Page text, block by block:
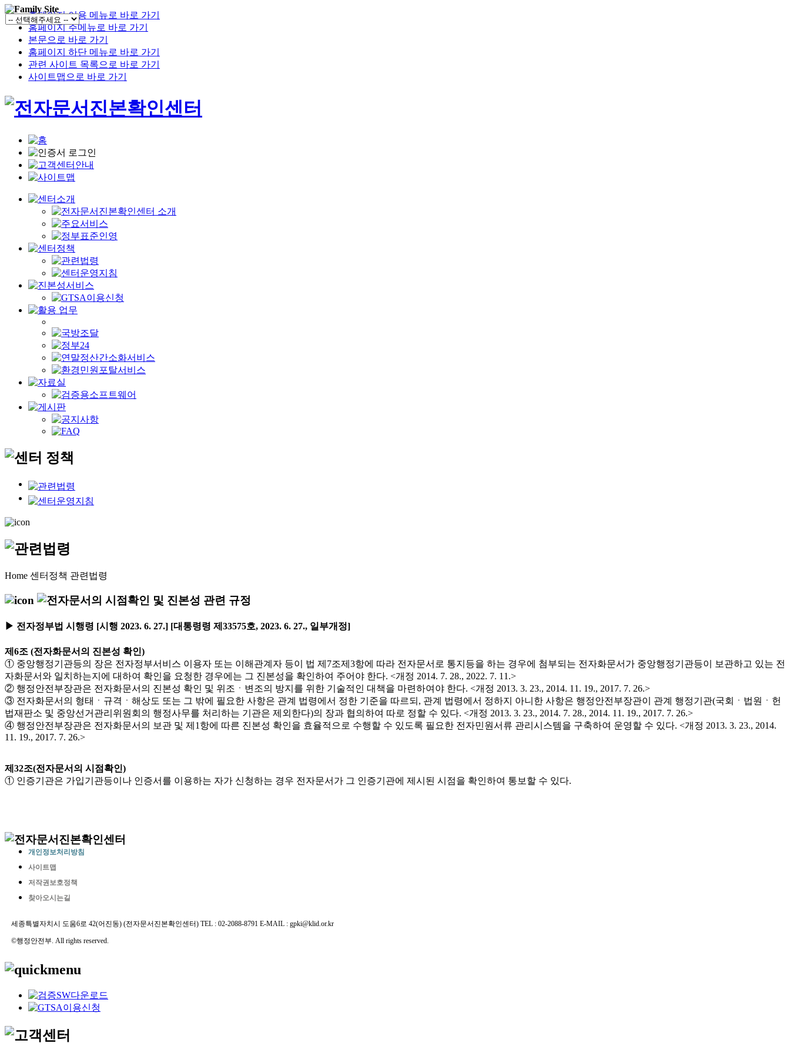
홈페이지 이용 메뉴로 바로 가기
홈페이지 주메뉴로 바로 가기
본문으로 바로 가기
홈페이지 하단 메뉴로 바로 가기
관련 사이트 목록으로 바로 가기
사이트맵으로 바로 가기
Home 센터정책 관련법령
▶ 전자정부법 시행령 [시행 2023. 6. 27.] [대통령령 제33575호, 2023. 6. 27., 일부개정]
제6조 (전자화문서의 진본성 확인)
① 중앙행정기관등의 장은 전자정부서비스 이용자 또는 이해관계자 등이 법 제7조제3항에 따라 전자문서로 통지등을 하는 경우에 첨부되는 전자화문서가 중앙행정기관등이 보관하고 있는 전
자화문서와 일치하는지에 대하여 확인을 요청한 경우에는 그 진본성을 확인하여 주어야 한다. <개정 2014. 7. 28., 2022. 7. 11.>
② 행정안전부장관은 전자화문서의 진본성 확인 및 위조ㆍ변조의 방지를 위한 기술적인 대책을 마련하여야 한다. <개정 2013. 3. 23., 2014. 11. 19., 2017. 7. 26.>
③ 전자화문서의 형태ㆍ규격ㆍ해상도 또는 그 밖에 필요한 사항은 관계 법령에서 정한 기준을 따르되, 관계 법령에서 정하지 아니한 사항은 행정안전부장관이 관계 행정기관(국회ㆍ법원ㆍ헌
법재판소 및 중앙선거관리위원회의 행정사무를 처리하는 기관은 제외한다)의 장과 협의하여 따로 정할 수 있다. <개정 2013. 3. 23., 2014. 7. 28., 2014. 11. 19., 2017. 7. 26.>
④ 행정안전부장관은 전자화문서의 보관 및 제1항에 따른 진본성 확인을 효율적으로 수행할 수 있도록 필요한 전자민원서류 관리시스템을 구축하여 운영할 수 있다. <개정 2013. 3. 23., 2014.
11. 19., 2017. 7. 26.>
제32조(전자문서의 시점확인)
① 인증기관은 가입기관등이나 인증서를 이용하는 자가 신청하는 경우 전자문서가 그 인증기관에 제시된 시점을 확인하여 통보할 수 있다.
개인정보처리방침
사이트맵
저작권보호정책
찾아오시는길
세종특별자치시 도움6로 42(어진동) (전자문서진본확인센터) TEL : 02-2088-8791 E-MAIL : gpki@klid.or.kr
©행정안전부. All rights reserved.